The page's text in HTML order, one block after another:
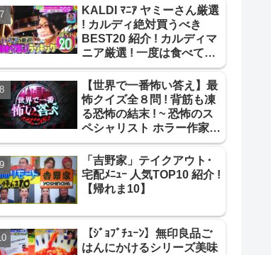
KALDI ﾏﾆｱ ヤミーさん厳選
! カルディ絶対買うべき
BEST20 紹介 ! カルディマ
ニア厳選 ! 一度は食べて欲
しいBEST20 !【ｻﾀﾃﾞｰﾌﾟﾗ
ｽ】
【世界で一番怖い答え】最
怖クイズ全８問 ! 背筋も凍
る恐怖の結末 ! ~ 恐怖のス
ペシャリスト ホラー作家が
作成 最怖推理問題まとめ !
「吉野家」テイクアウト･
宅配ﾒﾆｭｰ 人気TOP10 紹介 !
【帰れま10】
【ｼﾞｮﾌﾞﾁｭｰﾝ】無印良品ご
はんにかけるシリーズ美味